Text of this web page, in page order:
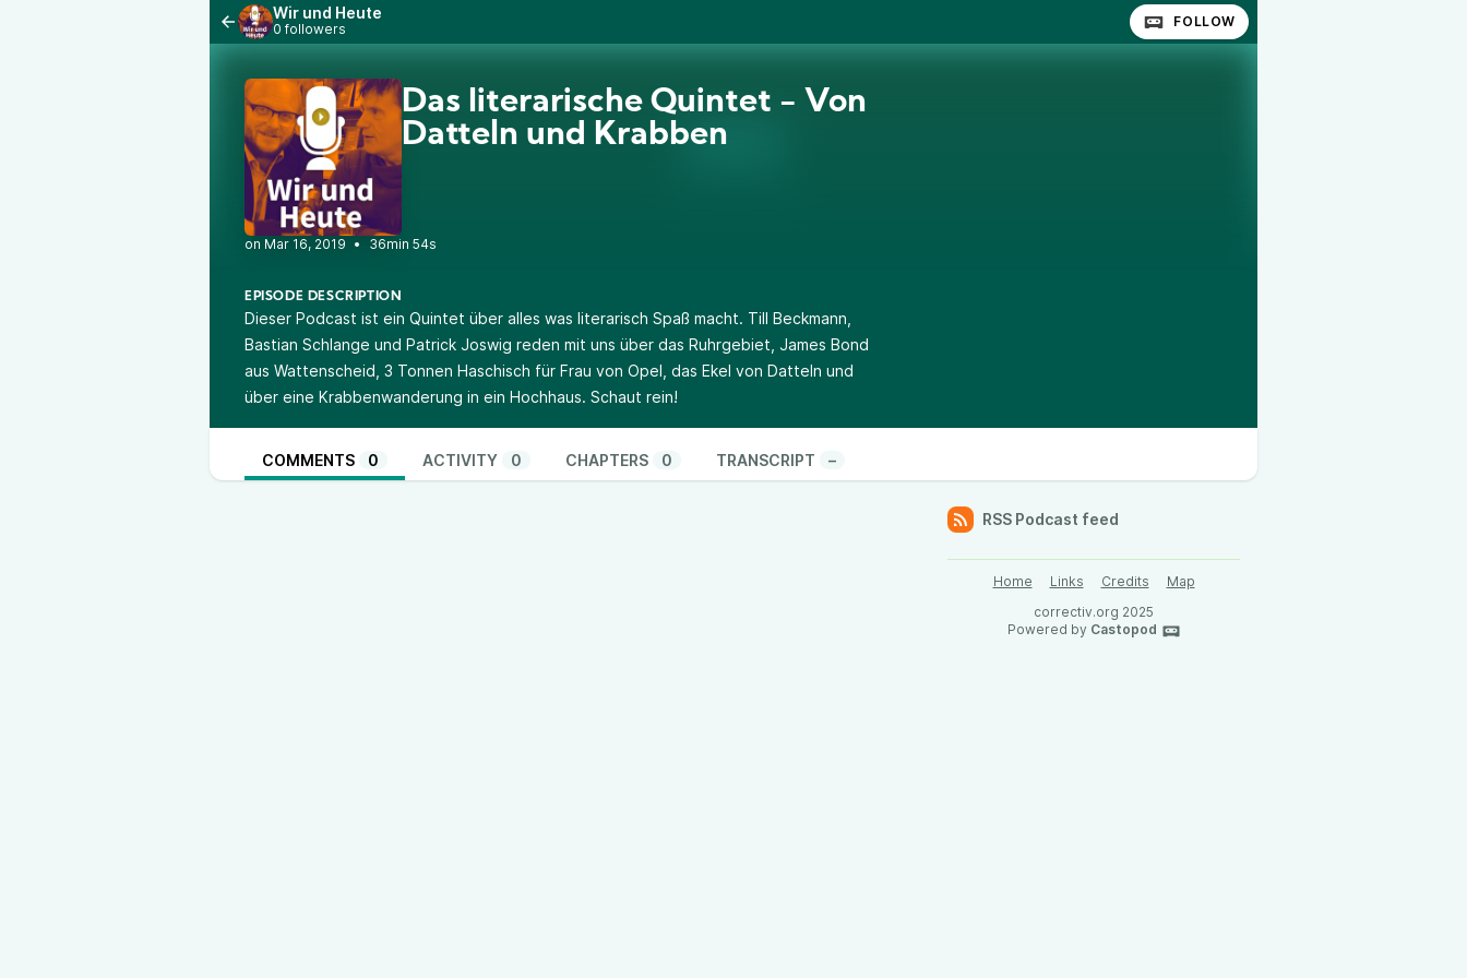
Wir und Heute
0 followers FOLLOW
Das literarische Quintet - Von
Datteln und Krabben
• 36min 54s
EPISODE DESCRIPTION
Dieser Podcast ist ein Quintet über alles was literarisch Spaß macht. Till Beckmann,
Bastian Schlange und Patrick Joswig reden mit uns über das Ruhrgebiet, James Bond
aus Wattenscheid, 3 Tonnen Haschisch für Frau von Opel, das Ekel von Datteln und
über eine Krabbenwanderung in ein Hochhaus. Schaut rein!
COMMENTS 0 ACTIVITY 0 CHAPTERS 0 TRANSCRIPT –
RSS Podcast feed
Home Links Credits
Map
correctiv.org 2025
Powered by Castopod